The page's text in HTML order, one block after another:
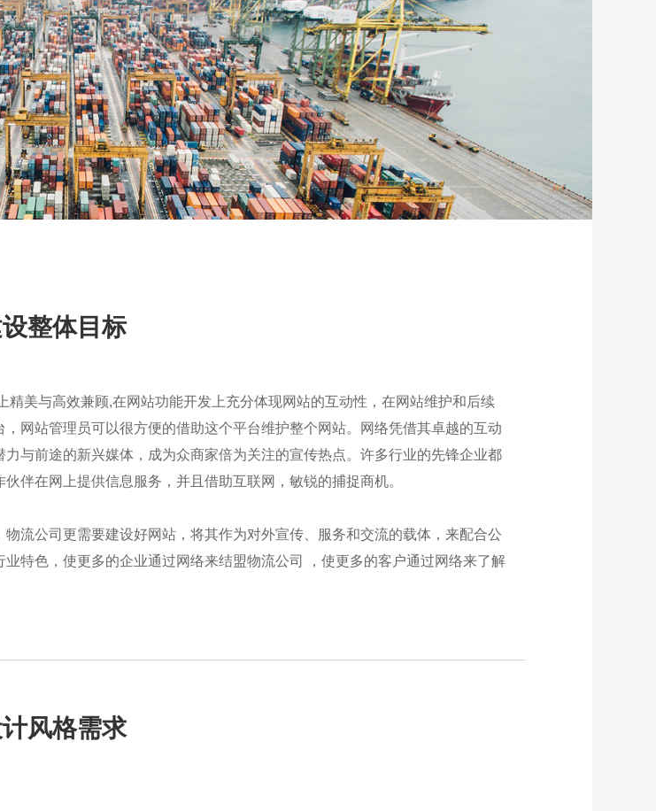
整体目标
精美与高效兼顾,在网站功能开发上充分体现网站的互动性，在网站维护和后续
网站管理员可以很方便的借助这个平台维护整个网站。网络凭借其卓越的互动
与前途的新兴媒体，成为众商家倍为关注的宣传热点。许多行业的先锋企业都
伴在网上提供信息服务，并且借助互联网，敏锐的捕捉商机。
流公司更需要建设好网站，将其作为对外宣传、服务和交流的载体，来配合公
特色，使更多的企业通过网络来结盟物流公司 ，使更多的客户通过网络来了解
风格需求